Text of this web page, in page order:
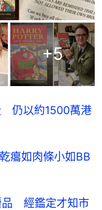
+5
仍以約1500萬港
癟如肉條小如BB
品 經鑑定才知市